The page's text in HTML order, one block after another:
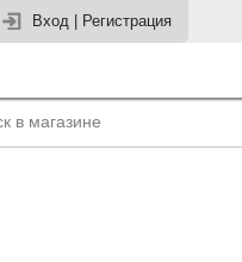
Вход Регистрация